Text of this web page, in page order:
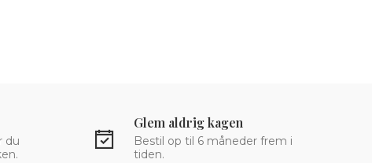
du
Glem aldrig kagen
Bestil op til 6 måneder frem i
tiden.